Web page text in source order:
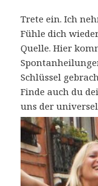
Trete ein. Ich
Fühle dich
Quelle. Hier
Schlüssel
Finde auch du
uns der